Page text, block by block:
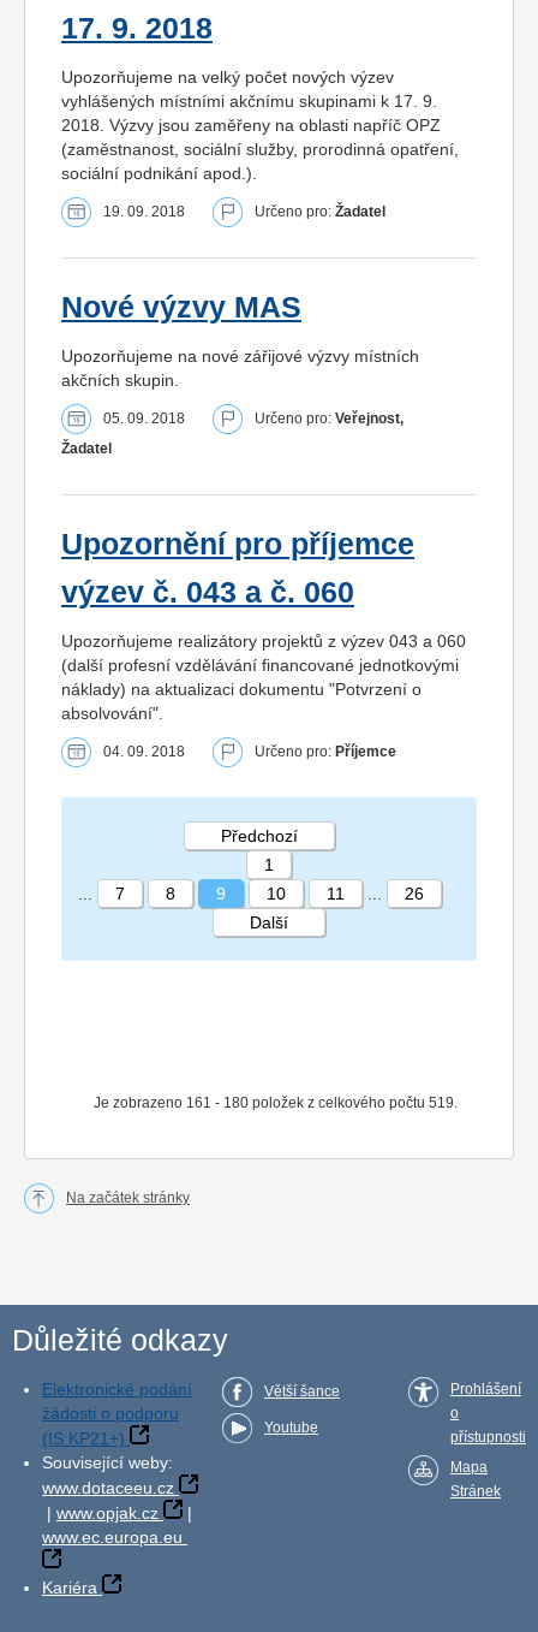
17. 9. 2018
Upozorňujeme na velký počet nových výzev
vyhlášených místními akčnímu skupinami k 17. 9.
2018. Výzvy jsou zaměřeny na oblasti napříč OPZ
(zaměstnanost, sociální služby, prorodinná opatření,
sociální podnikání apod.).
19. 09. 2018 Určeno pro: Žadatel
Nové výzvy MAS
Upozorňujeme na nové zářijové výzvy místních
akčních skupin.
05. 09. 2018 Určeno pro: Veřejnost,
Žadatel
Upozornění pro příjemce
výzev č. 043 a č. 060
Upozorňujeme realizátory projektů z výzev 043 a 060
(další profesní vzdělávání financované jednotkovými
náklady) na aktualizaci dokumentu "Potvrzení o
absolvování".
04. 09. 2018 Určeno pro: Příjemce
STRÁNKA 9 26
Je zobrazeno 161 - 180 položek z celkového počtu 519.
Předchozí
1
7 8 9 10 11
26
Další
Na začátek stránky
Důležité odkazy
Elektronické podání
žádosti o podporu
(IS KP21+)
Související weby:
www.dotaceeu.cz
| www.opjak.cz
|
www.ec.europa.eu
Kariéra
Větší šance
Youtube
Prohlášení
o
přístupnosti
Mapa
Stránek